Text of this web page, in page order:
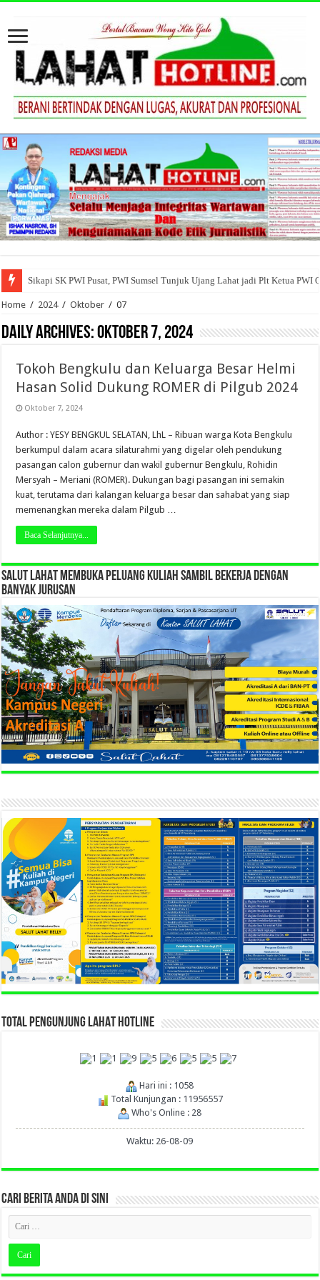
Sikapi SK PWI Pusat, PWI Sumsel Tunjuk Ujang Lahat jadi Plt Ketua PWI
Home / 2024 / Oktober / 07
Daily Archives:Oktober 7, 2024
Tokoh Bengkulu dan Keluarga Besar Helmi
Hasan Solid Dukung ROMER di Pilgub 2024
Oktober 7, 2024
Author : YESY BENGKUL SELATAN, LhL – Ribuan warga Kota Bengkulu
berkumpul dalam acara silaturahmi yang digelar oleh pendukung
pasangan calon gubernur dan wakil gubernur Bengkulu, Rohidin
Mersyah – Meriani (ROMER). Dukungan bagi pasangan ini semakin
kuat, terutama dari kalangan keluarga besar dan sahabat yang siap
memenangkan mereka dalam Pilgub …
Baca Selanjutnya...
SALUT LAHAT MEMBUKA PELUANG KULIAH SAMBIL BEKERJA DENGAN
BANYAK JURUSAN
TOTAL PENGUNJUNG LAHAT HOTLINE
Hari ini : 1058
Total Kunjungan : 11956557
Who's Online : 28
Waktu: 26-08-09
CARI BERITA ANDA DI SINI